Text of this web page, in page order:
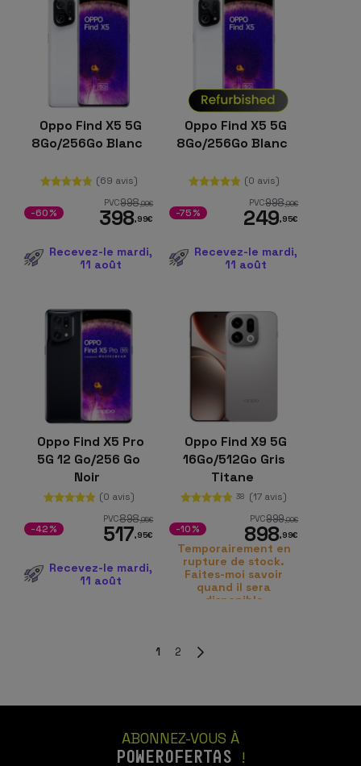
Oppo Find X5 5G
8Go/256Go Blanc
(69 avis)
PVC998,99€
398,99€
-60%
Recevez-le mardi,
11 août
Oppo Find X5 5G
8Go/256Go Blanc
(0 avis)
PVC998,99€
249,95€
-75%
Recevez-le mardi,
11 août
Oppo Find X5 Pro
5G 12 Go/256 Go
Noir
(0 avis)
PVC898,95€
517,95€
-42%
Recevez-le mardi,
11 août
Oppo Find X9 5G
16Go/512Go Gris
Titane
38 (17 avis)
PVC999,00€
898,99€
-10%
Temporairement en
rupture de stock.
Faites-moi savoir
quand il sera
disponible
1 2
ABONNEZ-VOUS À
POWEROFERTAS !